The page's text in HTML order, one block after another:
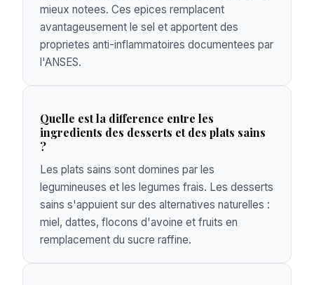
mieux notees. Ces epices remplacent
avantageusement le sel et apportent des
proprietes anti-inflammatoires documentees par
l'ANSES.
Quelle est la difference entre les
ingredients des desserts et des plats sains
?
Les plats sains sont domines par les
legumineuses et les legumes frais. Les desserts
sains s'appuient sur des alternatives naturelles :
miel, dattes, flocons d'avoine et fruits en
remplacement du sucre raffine.